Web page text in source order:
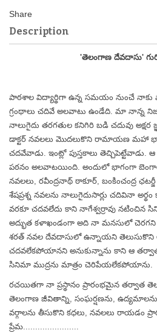
Description
'తెలంగాణ దేవదాసు'
పాఠశాల విద్యార్థిగా ఉన్న సమయం నుంచే నాకు
గ్రంథాలు చదివే అలవాటు ఉండేది. మా నాన్న
నాలుగైదు తరగతుల కనిగిరి బడి చదువు అక్షర
డాక్టర్ నవలలు మొదలుకొని రామాయణ మహా
చదవేవాడు. ఇంట్లో పుస్తకాలు
పఠనం అలవాటయింది. అందులో భాగంగా
నవలలు, రవీంద్రనాథ్ ఠాకూర్, బంకించంద్ర
శేషప్రశ్న నవలను నాలుగైదుసార్లు చదివినా
వరకూ చదవలేదు కాని నాగేశ్వర్రావు నటించిన
అద్భుత కళాఖండంగా అది నా మనసులో చెరగని
శరత్ నవల దేవదాసులో ఉన్నాయని తెలుసుకొని
చదవలేకపోయానని అనుకున్నాను కాని ఆ
సినిమా ముద్రను మాత్రం చెరిపేయలేకపోయాను.
రచయితగా నా ప్రస్థానం ప్రారంభమైన తర్వాత
తెలంగాణ జీవితాన్ని, సంఘర్షణను,
వర్గాలను తీసుకొని కధలు, నవలలు రాయడం
ప్రేమ.......................